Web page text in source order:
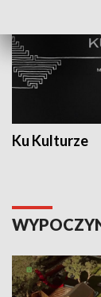
Ku Kulturze